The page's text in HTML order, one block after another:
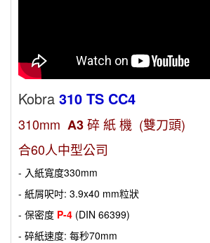
Kobra 310 TS CC4
310mm A3碎 紙 機 (雙刀頭)
合60人中型公司
- 入紙寬度330mm
- 紙屑呎吋: 3.9x40 mm粒狀
- 保密度 P-4 (DIN 66399)
- 碎紙速度: 每秒70mm